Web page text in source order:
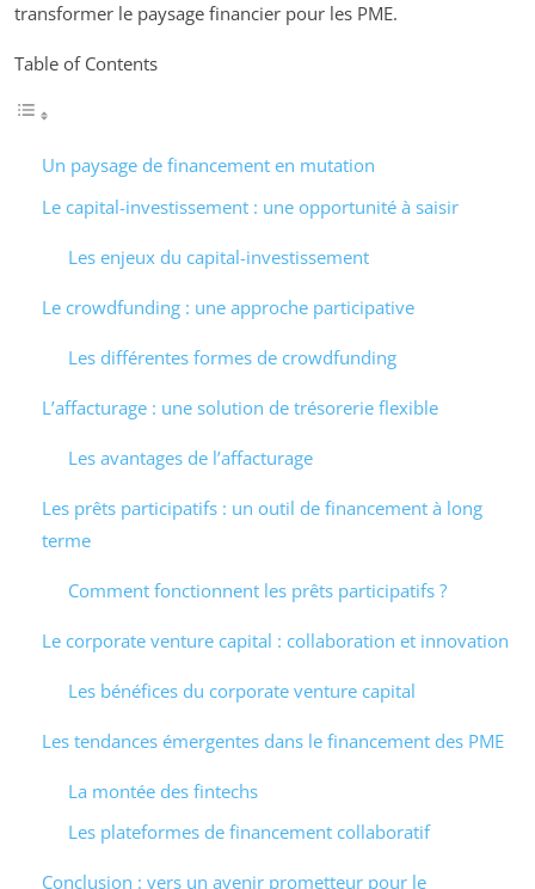
transformer le paysage financier pour les PME.
Table of Contents
Un paysage de financement en mutation
Le capital-investissement : une opportunité à saisir
Les enjeux du capital-investissement
Le crowdfunding : une approche participative
Les différentes formes de crowdfunding
L’affacturage : une solution de trésorerie flexible
Les avantages de l’affacturage
Les prêts participatifs : un outil de financement à long
terme
Comment fonctionnent les prêts participatifs ?
Le corporate venture capital : collaboration et innovation
Les bénéfices du corporate venture capital
Les tendances émergentes dans le financement des PME
La montée des fintechs
Les plateformes de financement collaboratif
Conclusion : vers un avenir prometteur pour le